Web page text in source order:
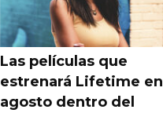
Las películas que
estrenará Lifetime en
agosto dentro del